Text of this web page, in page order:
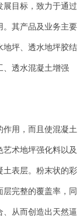
目标，致力于通过
。其产品及业务主要
地坪、透水地坪胶结
、透水混凝土增强
用，而且使混凝土
术地坪强化料以及
土表层。粉末状的彩
完整的覆盖率，同
、从而创造出天然逼